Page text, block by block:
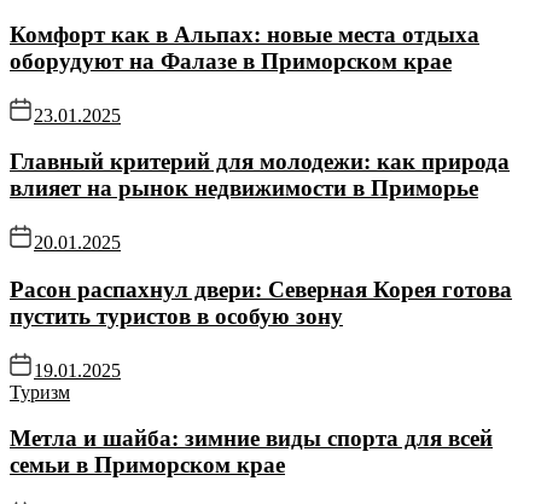
Комфорт как в Альпах: новые места отдыха
оборудуют на Фалазе в Приморском крае
23.01.2025
Главный критерий для молодежи: как природа
влияет на рынок недвижимости в Приморье
20.01.2025
Расон распахнул двери: Северная Корея готова
пустить туристов в особую зону
19.01.2025
Туризм
Метла и шайба: зимние виды спорта для всей
семьи в Приморском крае